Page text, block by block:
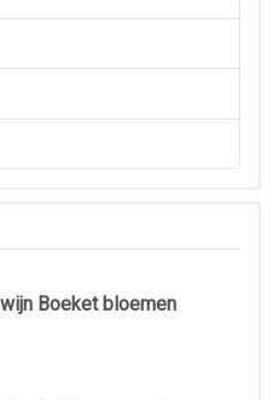
Boeket bloemen